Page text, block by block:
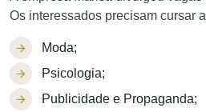
Os interessados precisam cursar
Moda;
Psicologia;
Publicidade e Propaganda;